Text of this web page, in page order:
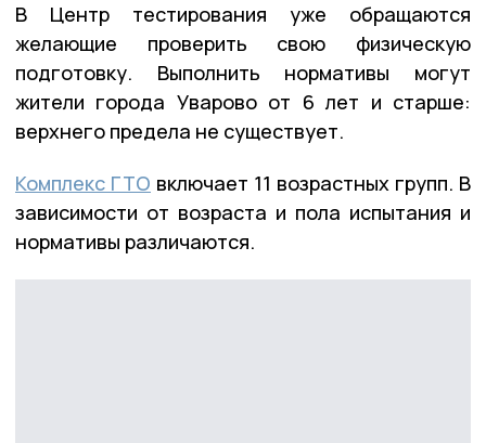
В Центр тестирования уже обращаются
желающие проверить свою физическую
подготовку. Выполнить нормативы могут
жители города Уварово от 6 лет и старше:
верхнего предела не существует.
Комплекс ГТО включает 11 возрастных групп. В
зависимости от возраста и пола испытания и
нормативы различаются.